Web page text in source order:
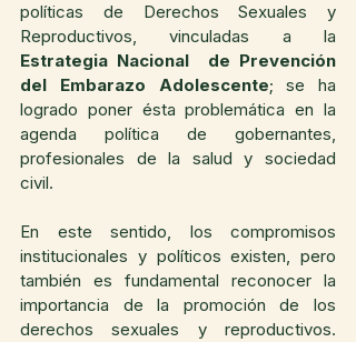
políticas de Derechos Sexuales y
Estrategia Nacional  de Prevención
del Embarazo Adolescente; se ha
logrado poner ésta problemática en la
agenda política de gobernantes,
profesionales de la salud y sociedad
civil.
En este sentido, los compromisos
institucionales y políticos existen, pero
también es fundamental reconocer la
importancia de la promoción de los
derechos sexuales y reproductivos.